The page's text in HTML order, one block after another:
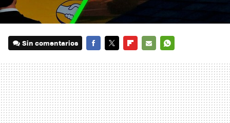
Sin comentarios
MAIL